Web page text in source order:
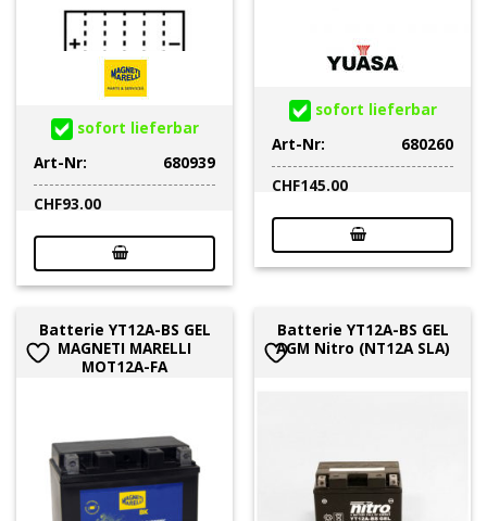
sofort lieferbar
Art-Nr:
680939
CHF93.00
sofort lieferbar
Art-Nr:
680260
CHF145.00
Batterie YT12A-BS GEL
MAGNETI MARELLI
MOT12A-FA
Batterie YT12A-BS GEL
AGM Nitro (NT12A SLA)